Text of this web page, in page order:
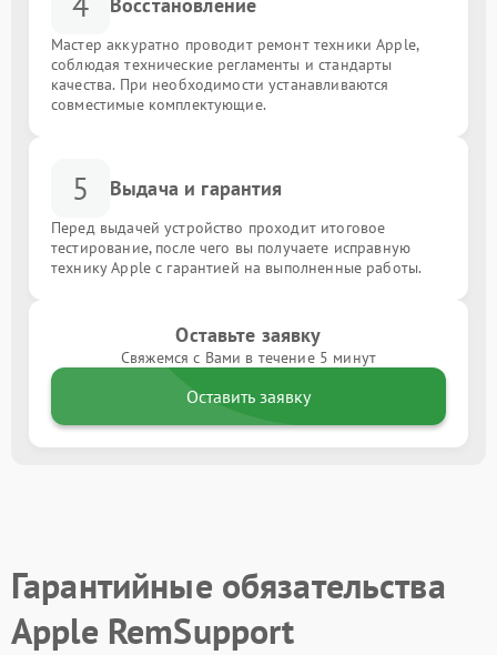
Мастер аккуратно проводит ремонт техники Apple,
соблюдая технические регламенты и стандарты
качества. При необходимости устанавливаются
совместимые комплектующие.
5 Выдача и гарантия
Перед выдачей устройство проходит итоговое
тестирование, после чего вы получаете исправную
технику Apple с гарантией на выполненные работы.
Оставьте заявку
Свяжемся с Вами в течение 5 минут
Оставить заявку
Гарантийные обязательства
Apple RemSupport